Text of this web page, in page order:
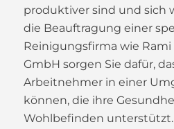
produktiver sind und sich
die Beauftragung einer
Reinigungsfirma wie
GmbH sorgen Sie dafür,
Arbeitnehmer in einer
können, die ihre
Wohlbefinden